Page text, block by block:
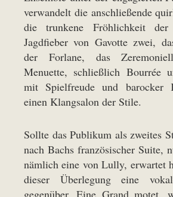
verwandelt die anschließende
die trunkene Fröhlichkeit der
Jagdfieber von Gavotte zwei,
der Forlane, das
Menuette, schließlich Bourrée
mit Spielfreude und barocker
einen Klangsalon der Stile.
Sollte das Publikum als zweites
nach Bachs französischer Suite,
nämlich eine von Lully, erwartet
dieser Überlegung eine
gegenüber. Eine Grand motet,